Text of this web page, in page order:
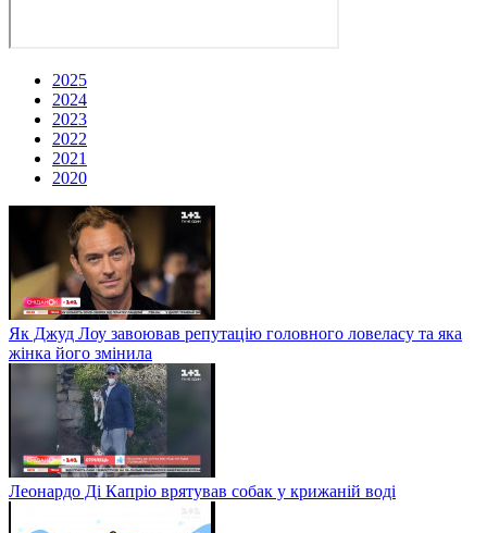
2025
2024
2023
2022
2021
2020
Як Джуд Лоу завоював репутацію головного ловеласу та яка
жінка його змінила
Леонардо Ді Капріо врятував собак у крижаній воді